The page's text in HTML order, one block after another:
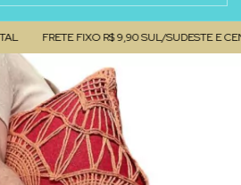
FRETE FIXO R$ 9,90 SUL/SUDESTE E CENTRO